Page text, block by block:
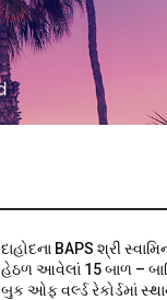
દાહોદના BAPS શ્રી
હેઠળ આવેલાં 15 બાળ –
બુક ઓફ વર્લ્ડ રેકોર્ડમાં